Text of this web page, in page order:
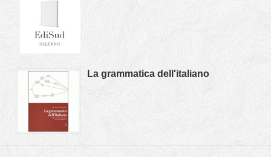
La grammatica dell'italiano